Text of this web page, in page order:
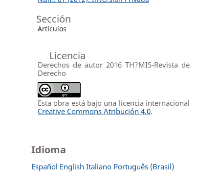
Sección
Artículos
Licencia
Derechos de autor 2016 TH?MIS-Revista de
Derecho
Esta obra está bajo una licencia internacional
Creative Commons Atribución 4.0.
Idioma
Español English Italiano Português (Brasil)